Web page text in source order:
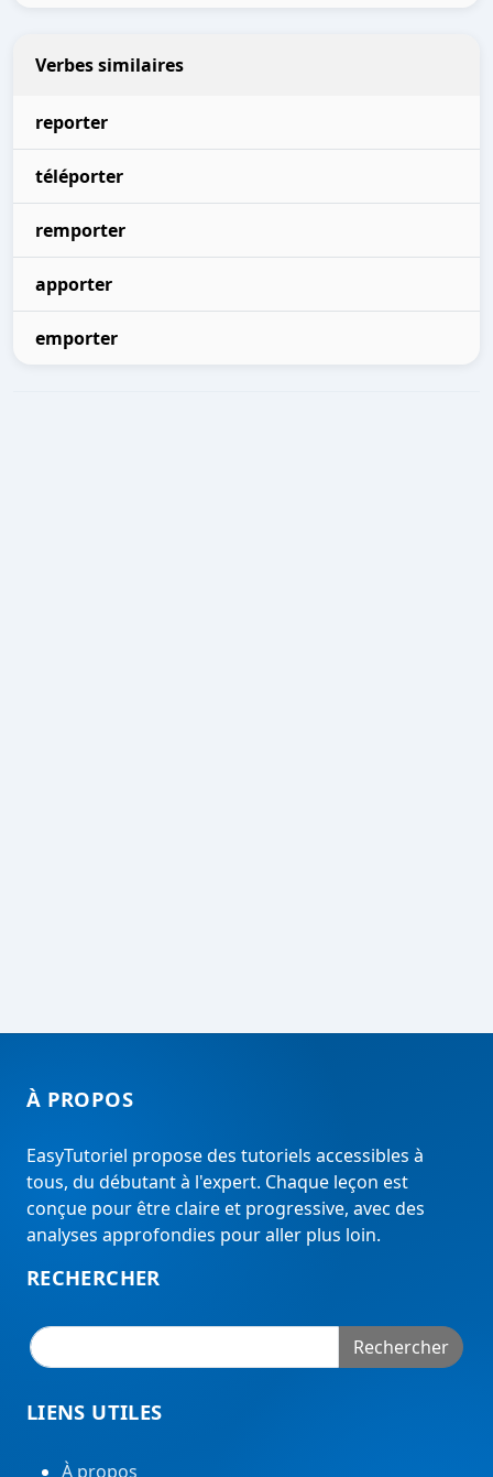
Verbes similaires
reporter
téléporter
remporter
apporter
emporter
À PROPOS
EasyTutoriel propose des tutoriels accessibles à
tous, du débutant à l'expert. Chaque leçon est
conçue pour être claire et progressive, avec des
analyses approfondies pour aller plus loin.
RECHERCHER
Rechercher
LIENS UTILES
À propos